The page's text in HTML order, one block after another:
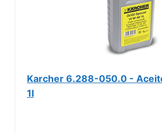
Karcher 6.288-050.0 -
1l